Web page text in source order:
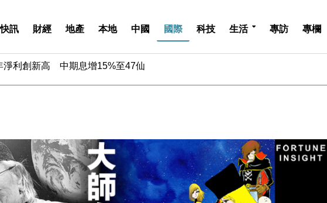
訊 財經 地產 本地 中國 國際 科技 生活 專訪 專欄
淨利創新高 中期息增15%至47仙
GDP預測至4.5% 看好貿易及消費表現
出口增近24%勝預期 貿易順差達1125億美元
市撐日圓 4月單日斥6.28萬億日圓干預創新高
事快結束 承認部分彈藥庫存緊張
出手 斥4億美元押注未上市公司
淨利創新高 中期息增15%至47仙